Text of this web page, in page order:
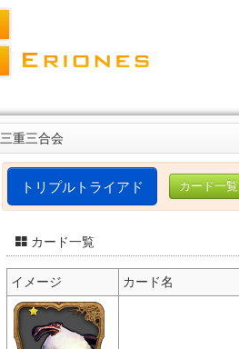
三重三合会
トリプルトライアド カード一覧
カード一覧
イメージ カード名